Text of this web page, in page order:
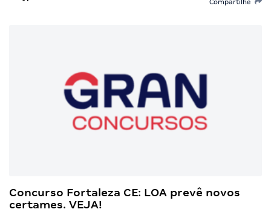
Compartilhe
Concurso Fortaleza CE: LOA prevê novos
certames. VEJA!